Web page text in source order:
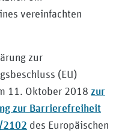
vereinfachten
zur
(EU)
11. Oktober 2018 zur
zur Barrierefreiheit
2102 des Europäischen